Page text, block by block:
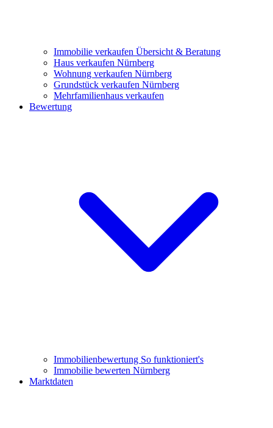
Immobilie verkaufen Übersicht & Beratung
Haus verkaufen Nürnberg
Wohnung verkaufen Nürnberg
Grundstück verkaufen Nürnberg
Mehrfamilienhaus verkaufen
Bewertung
Immobilienbewertung So funktioniert's
Immobilie bewerten Nürnberg
Marktdaten